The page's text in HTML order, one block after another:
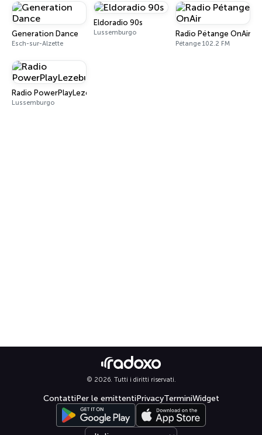
Generation Dance
Esch-sur-Alzette
Eldoradio 90s
Lussemburgo Radio Pétange OnAir
Pétange 102.2 FM
Radio PowerPlayLezebuerg
Lussemburgo
© 2026. Tutti i diritti riservati.
ContattiPer le emittentiPrivacyTerminiWidget
Select language